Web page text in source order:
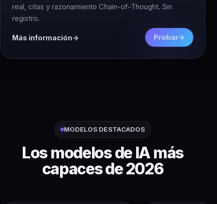
real, citas y razonamiento Chain-of-Thought. Sin
registro.
Más información Probar
MODELOS DESTACADOS
Los modelos de IA más
capaces de 2026